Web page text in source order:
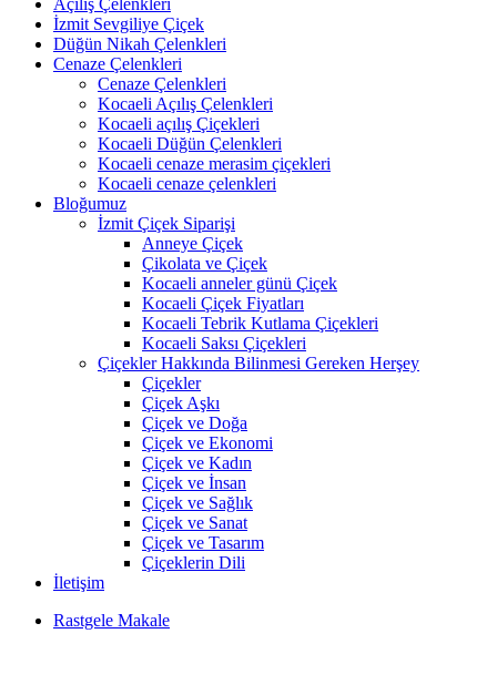
Açılış Çelenkleri
İzmit Sevgiliye Çiçek
Düğün Nikah Çelenkleri
Cenaze Çelenkleri
Cenaze Çelenkleri
Kocaeli Açılış Çelenkleri
Kocaeli açılış Çiçekleri
Kocaeli Düğün Çelenkleri
Kocaeli cenaze merasim çiçekleri
Kocaeli cenaze çelenkleri
Bloğumuz
İzmit Çiçek Siparişi
Anneye Çiçek
Çikolata ve Çiçek
Kocaeli anneler günü Çiçek
Kocaeli Çiçek Fiyatları
Kocaeli Tebrik Kutlama Çiçekleri
Kocaeli Saksı Çiçekleri
Çiçekler Hakkında Bilinmesi Gereken Herşey
Çiçekler
Çiçek Aşkı
Çiçek ve Doğa
Çiçek ve Ekonomi
Çiçek ve Kadın
Çiçek ve İnsan
Çiçek ve Sağlık
Çiçek ve Sanat
Çiçek ve Tasarım
Çiçeklerin Dili
İletişim
Rastgele Makale